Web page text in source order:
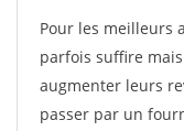
Pour les meilleurs
parfois suffire
augmenter leurs
passer par un